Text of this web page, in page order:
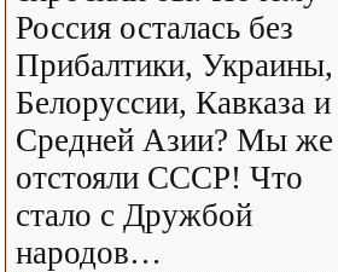
Россия осталась без
Прибалтики, Украины,
Белоруссии, Кавказа и
Средней Азии? Мы же
отстояли СССР! Что
стало с Дружбой
народов…